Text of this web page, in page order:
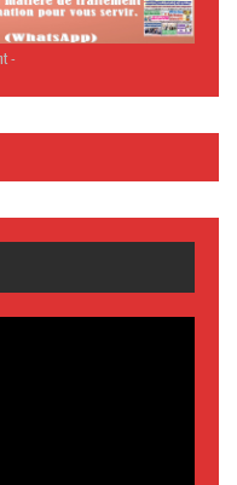
-